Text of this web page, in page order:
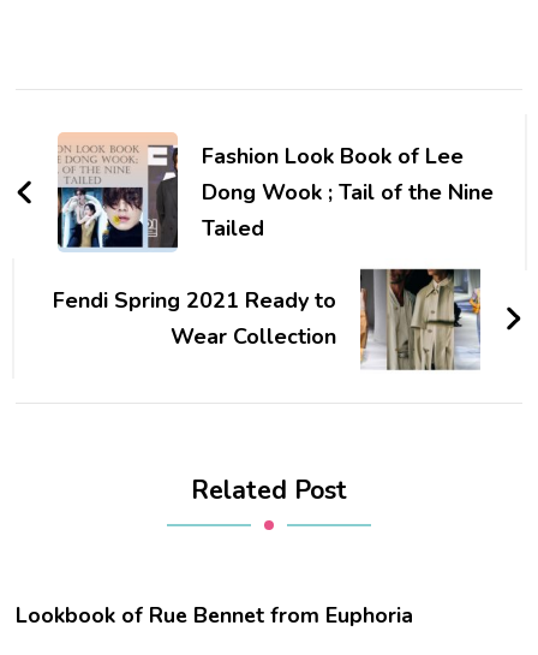
NavigationFashion Look Book of Lee
Dong Wook ; Tail of the Nine
Tailed
Fendi Spring 2021 Ready to
Wear Collection
Related Post
Lookbook of Rue Bennet from Euphoria